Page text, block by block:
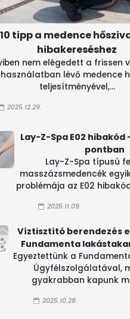
10 tipp a medence
hibakereséshez
2025.12.29.
nem elégedett a frissen
lévő medence
teljesítményével,...
Lay-Z-Spa E02 hibakód
pontban
2025.11.09.
Lay-Z-Spa típusú
masszázsmedencék
problémája az E02
Víztisztító berendezés
Fundamenta
2025.10.28.
Egyeztettünk a
Ügyfélszolgálatával,
gyakrabban kapunk mi